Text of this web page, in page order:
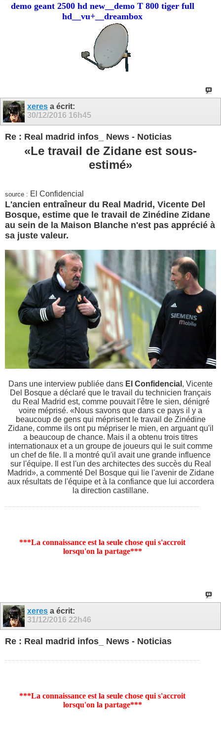
demo geant 2500 hd new__demo T 800 tiger full
hd__vu+__dreambox
xeres a écrit:
30/12/2016 16h45
Re : Real madrid infos_ News - Noticias
«Le travail de Zidane est sous-
estimé»
source : El Confidencial
L'ancien entraîneur du Real Madrid, Vicente Del
Bosque, estime que le travail de Zinédine Zidane
au sein de la Maison Blanche n'est pas apprécié à
sa juste valeur.
Dans une interview publiée dans El Confidencial , Vicente
Del Bosque a déclaré que le travail du technicien français
du Real Madrid est, comme pouvait l'être le sien, dénigré
voire méprisé. «Nous savons que dans ce pays il y a
beaucoup de gens qui méprisent le travail de Zinédine
Zidane, comme ils ont pu mépriser le mien, en arguant qu'il
a beaucoup de chance. Mais il a obtenu trois titres
internationaux et a un groupe de joueurs qui le suit comme
un chef de file. Il a montré qu'il avait une grande influence
sur l'équipe. Il est l'un des architectes des succès du Real
Madrid», a commenté Del Bosque qui lie l'avenir de Zidane
aux résultats de l'équipe et à la confiance que lui accordera
la direction castillane.
***La connaissance est la seule chose qui s'accroit
lorsqu'on la partage***
xeres a écrit:
31/12/2016 22h46
Re : Real madrid infos_ News - Noticias
***La connaissance est la seule chose qui s'accroit
lorsqu'on la partage***